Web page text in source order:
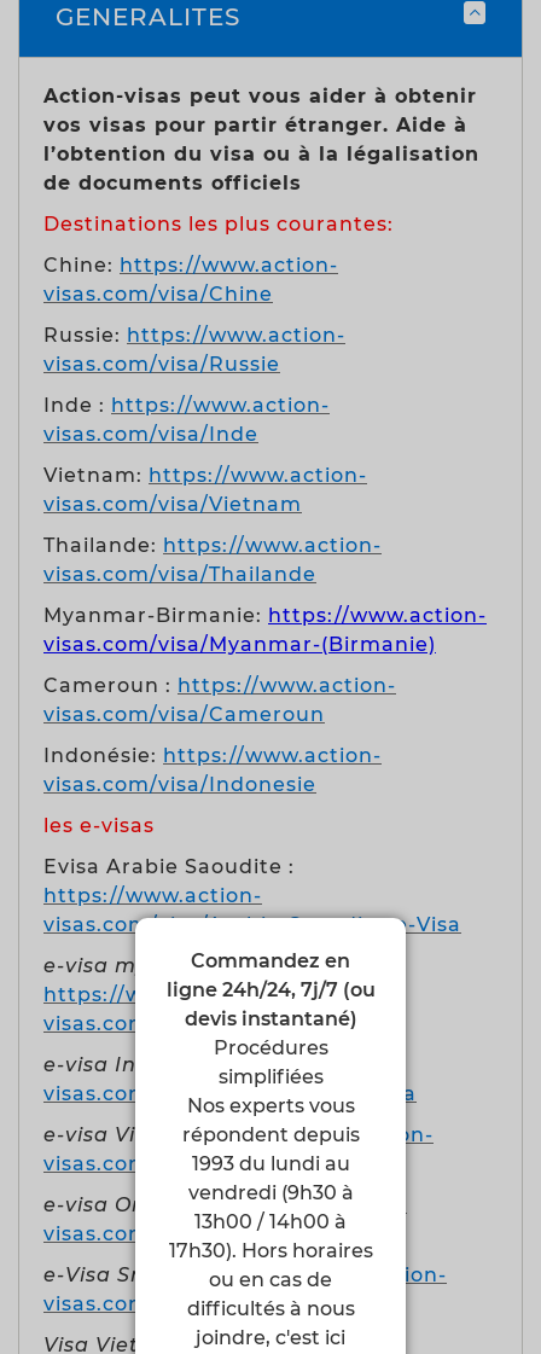
Commandez en
ligne 24h/24, 7j/7 (ou
devis instantané)
Procédures
simplifiées
Nos experts vous
répondent depuis
1993 du lundi au
vendredi (9h30 à
13h00 / 14h00 à
17h30). Hors horaires
ou en cas de
difficultés à nous
joindre, c'est ici
GENERALITES
Action-visas peut vous aider à obtenir
vos visas pour partir étranger. Aide à
l’obtention du visa ou à la légalisation
de documents officiels
Destinations les plus courantes:
Chine: https://www.action-
visas.com/visa/Chine
Russie: https://www.action-
visas.com/visa/Russie
Inde : https://www.action-
visas.com/visa/Inde
Vietnam: https://www.action-
visas.com/visa/Vietnam
Thailande: https://www.action-
visas.com/visa/Thailande
Myanmar-Birmanie: https://www.action-
visas.com/visa/Myanmar-(Birmanie)
Cameroun : https://www.action-
visas.com/visa/Cameroun
Indonésie: https://www.action-
visas.com/visa/Indonesie
les e-visas
Evisa Arabie Saoudite :
https://www.action-
visas.com/visa/Arabie-Saoudite-e-Visa
e-visa myanmar Birmanie
https://www.action-
visas.com/visa/Myanmar-E-VISA
e-visa Inde
https://www.action-
visas.com/visa/Inde-E-Tourist-Visa
e-visa Vietnamhttps://www.action-
visas.com/visa/Vietnam-E-VISA
e-visa Oman
https://www.action-
visas.com/visa/Oman-E-VISA
e-Visa Sri Lanka https://www.action-
visas.com/visa/Sri-Lanka-ETA
Visa Vietnam à l'arrivée